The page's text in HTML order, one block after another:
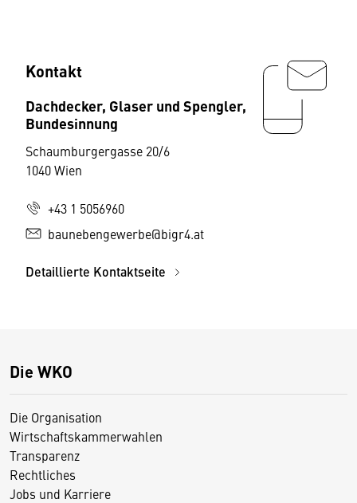
Kontakt
Dachdecker, Glaser und Spengler,
Bundesinnung
Schaumburgergasse 20/6
1040 Wien
+43 1 5056960
baunebengewerbe@bigr4.at
Detaillierte Kontaktseite
Die WKO
Die Organisation
Wirtschaftskammerwahlen
Transparenz
Rechtliches
Jobs und Karriere